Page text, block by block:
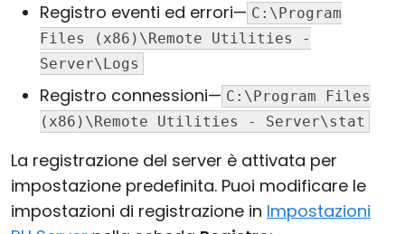
Registro eventi ed errori— C:\Program
Files (x86)\Remote Utilities -
Server\Logs
Registro connessioni— C:\Program Files
(x86)\Remote Utilities - Server\stat
La registrazione del server è attivata per
impostazione predefinita. Puoi modificare le
impostazioni di registrazione in Impostazioni
Supporto Active Directory
Configurazione MSI
Cloud e On-Premise